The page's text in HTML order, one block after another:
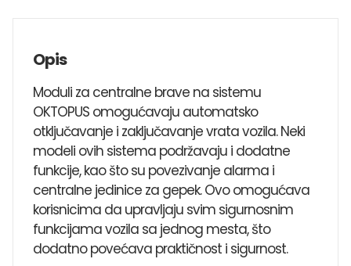
Opis
Moduli za centralne brave na sistemu
OKTOPUS omogućavaju automatsko
otključavanje i zaključavanje vrata vozila. Neki
modeli ovih sistema podržavaju i dodatne
funkcije, kao što su povezivanje alarma i
centralne jedinice za gepek. Ovo omogućava
korisnicima da upravljaju svim sigurnosnim
funkcijama vozila sa jednog mesta, što
dodatno povećava praktičnost i sigurnost.